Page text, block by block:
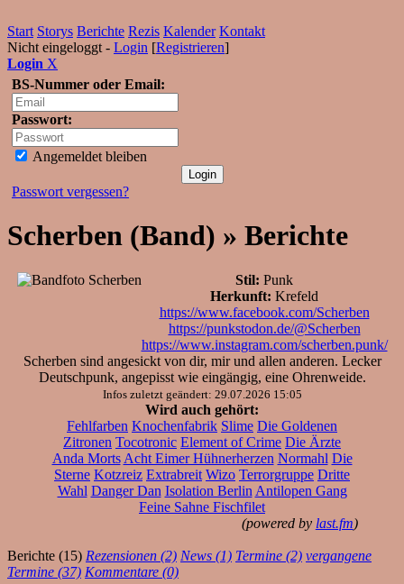
Start Storys Berichte Rezis Kalender Kontakt
Nicht eingeloggt - Login [Registrieren]
Login X
BS-Nummer oder Email:
Passwort:
Angemeldet bleiben
Passwort vergessen?
Scherben (Band) » Berichte
Stil: Punk
Herkunft: Krefeld
https://www.facebook.com/Scherben
https://punkstodon.de/@Scherben
https://www.instagram.com/scherben.punk/
Scherben sind angesickt von dir, mir und allen anderen. Lecker
Deutschpunk, angepisst wie eingängig, eine Ohrenweide.
Infos zuletzt geändert: 29.07.2026 15:05
Wird auch gehört:
Fehlfarben Knochenfabrik Slime Die Goldenen
Zitronen Tocotronic Element of Crime Die Ärzte
Anda Morts Acht Eimer Hühnerherzen Normahl Die
Sterne Kotzreiz Extrabreit Wizo Terrorgruppe Dritte
Wahl Danger Dan Isolation Berlin Antilopen Gang
Feine Sahne Fischfilet
(powered by last.fm)
Berichte (15) Rezensionen (2) News (1) Termine (2) vergangene
Termine (37) Kommentare (0)